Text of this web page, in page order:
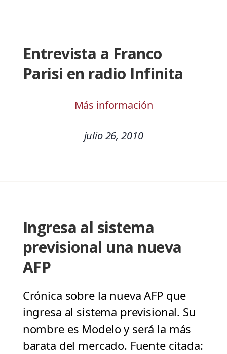
Entrevista a Franco
Parisi en radio Infinita
Más información
julio 26, 2010
Ingresa al sistema
previsional una nueva
AFP
Crónica sobre la nueva AFP que
ingresa al sistema previsional. Su
nombre es Modelo y será la más
barata del mercado. Fuente citada: